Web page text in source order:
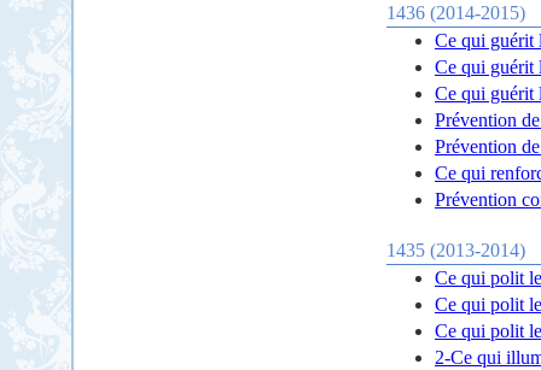
1436 (2014-2015)
Ce qui guérit
Ce qui guérit
Ce qui guérit
Prévention
Prévention
Ce qui
Prévention
1435 (2013-2014)
Ce qui polit
Ce qui polit
Ce qui polit
2-Ce qui